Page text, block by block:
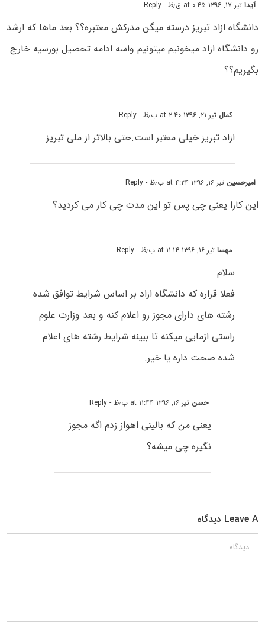
آیداتیر ۱۷, ۱۳۹۶ at ۰:۴۵ ق٫ظ - Reply
دانشگاه ازاد تبریز درسته میگن مدرکش معتبره؟؟ بعد ماها که ارشد
رو دانشگاه ازاد میخونیم میتونیم واسه ادامه تحصیل بورسیه خارج
بگیریم؟؟
کمال تیر ۲۱, ۱۳۹۶ at ۲:۴۰ ب٫ظ - Reply
ازاد تبریز خیلی معتبر است.حتی بالاتر از ملی تبریز
امیرحسین تیر ۱۶, ۱۳۹۶ at ۴:۲۴ ب٫ظ - Reply
این کارا یعنی چی پس تو این مدت چی کار می کردید؟
مهساتیر ۱۶, ۱۳۹۶ at ۱۱:۱۴ ب٫ظ - Reply
سلام
فعلا قراره که دانشگاه ازاد بر اساس شرایط توافق شده
رشته های دارای مجوز رو اعلام کنه و بعد وزارت علوم
راستی ازمایی میکنه تا ببینه شرایط رشته های اعلام
شده صحت داره یا خیر.
حسن تیر ۱۶, ۱۳۹۶ at ۱۱:۴۴ ب٫ظ - Reply
یعنی من که بالینی اهواز زدم اگه مجوز
نگیره چی میشه؟
Leave A دیدگاه
دیدگاه